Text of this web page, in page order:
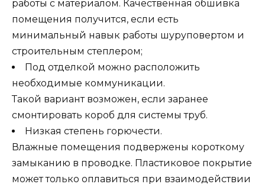
работы с материалом. Качественная обшивка
помещения получится, если есть
минимальный навык работы шуруповертом и
строительным степлером;
Под отделкой можно расположить
необходимые коммуникации.
Такой вариант возможен, если заранее
смонтировать короб для системы труб.
Низкая степень горючести.
Влажные помещения подвержены короткому
замыканию в проводке. Пластиковое покрытие
может только оплавиться при взаимодействии